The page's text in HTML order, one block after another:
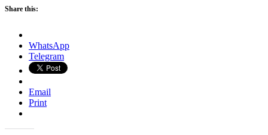
Share this:
WhatsApp
Telegram
Email
Print